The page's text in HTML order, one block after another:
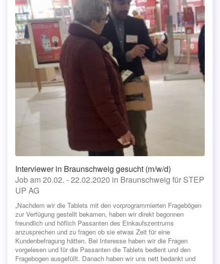
Interviewer in Braunschweig gesucht (m/w/d)
Job am 20.02. - 22.02.2020 in Braunschweig für STEP
UP AG
„Nachdem wir die Tablets mit den vorprogrammierten Fragebögen
zur Verfügung gestellt bekamen, haben wir direkt begonnen
freundlich und höflich Passanten des Einkaufszentrums
anzusprechen und zu fragen ob sie etwas Zeit für eine
Kundenbefragung hätten. Bei Interesse haben wir die Fragen
vorgelesen und für die Passanten die Tablets bedient und den
Fragebogen ausgefüllt. Danach haben wir uns nett bedankt und